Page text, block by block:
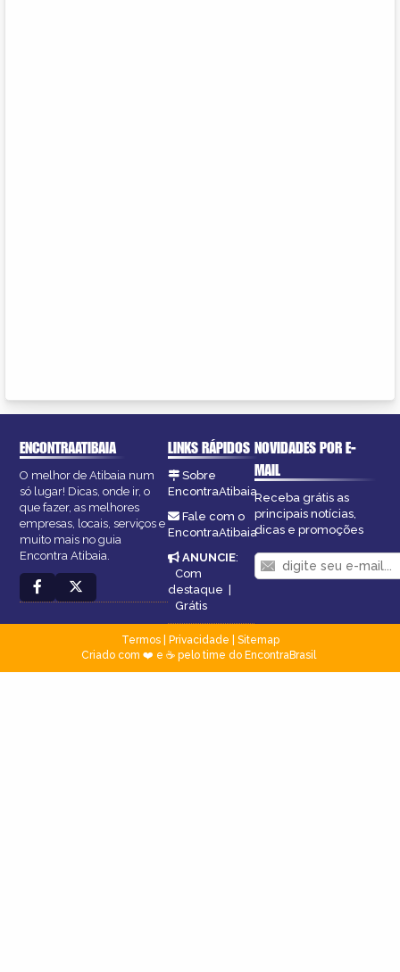
ENCONTRAATIBAIA
O melhor de Atibaia num
só lugar! Dicas, onde ir, o
que fazer, as melhores
empresas, locais, serviços e
muito mais no guia
Encontra Atibaia.
LINKS RÁPIDOS
Sobre
EncontraAtibaia
Fale com o
EncontraAtibaia
ANUNCIE:
Com
destaque
Grátis
NOVIDADES POR E-
MAIL
Receba grátis as
principais notícias,
dicas e promoções
Termos| Privacidade
Sitemap
Criado com ❤️ e ☕ pelo time do EncontraBrasil